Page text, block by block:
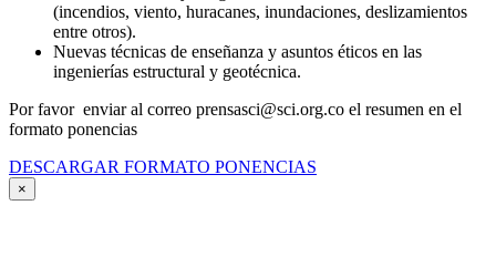
(incendios, viento, huracanes, inundaciones, deslizamientos
entre otros).
Nuevas técnicas de enseñanza y asuntos éticos en las
ingenierías estructural y geotécnica.
Por favor enviar al correo prensasci@sci.org.co el resumen en el
formato ponencias
DESCARGAR FORMATO PONENCIAS
×